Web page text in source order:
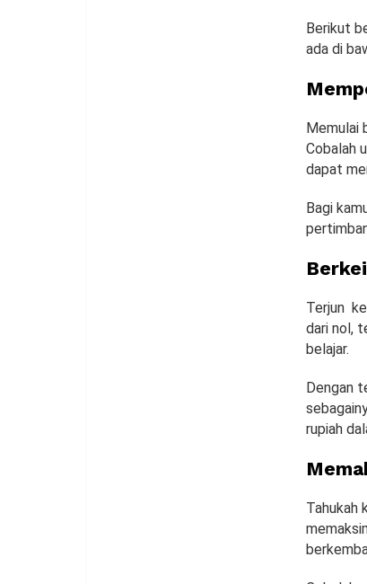
Berikut
ada di
Memulai
Cobalah
dapat
Bagi
Terjun
dari nol,
belajar.
Dengan
rupiah
Tahukah